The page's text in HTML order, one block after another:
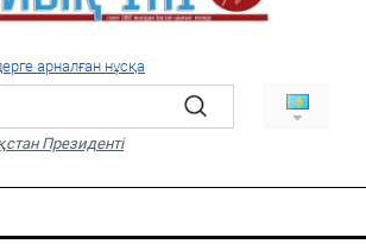
арналған нұсқа
Президенті